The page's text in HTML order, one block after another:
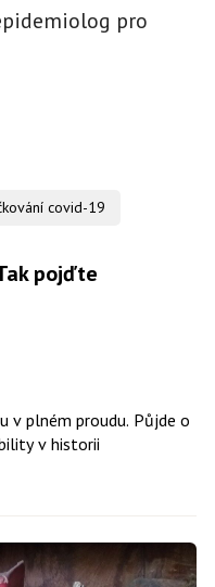
pro
covid-19
pojďte
v plném proudu. Půjde o
v historii